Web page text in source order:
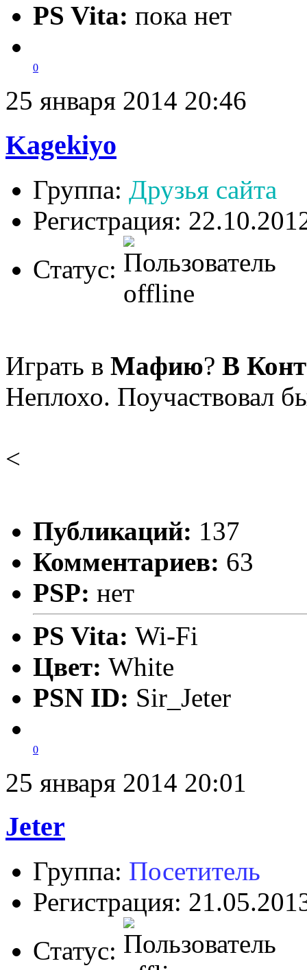
PS Vita: пока нет
0
25 января 2014 20:46
Kagekiyo
Группа: Друзья сайта
Регистрация:
Статус:
Играть в Мафию? В
Неплохо. Поучаствовал
<
Публикаций: 137
Комментариев: 63
PSP: нет
PS Vita: Wi-Fi
Цвет: White
PSN ID: Sir_Jeter
0
25 января 2014 20:01
Jeter
Группа: Посетитель
Регистрация:
Статус: